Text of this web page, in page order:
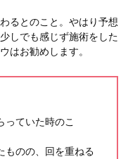
るとのこと。やはり予想
しでも感じず施術をした
はお勧めします。
っていた時のこ
ものの、回を重ねる